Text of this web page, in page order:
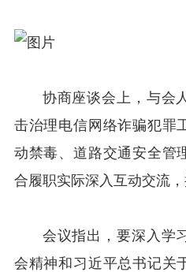
协商座谈会上，与会
击治理电信网络诈骗犯罪
动禁毒、道路交通安全管
合履职实际深入互动交流，
会议指出，要深入学
会精神和习近平总书记关